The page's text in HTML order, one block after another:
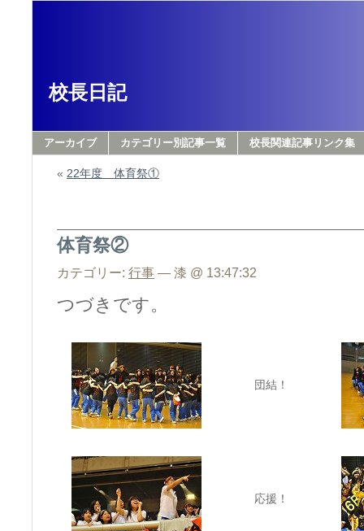
校長日記
アーカイブ カテゴリー別記事一覧 校長関連記事リンク集
« 22年度 体育祭①
体育祭②
カテゴリー: 行事 — 漆 @ 13:47:32
つづきです。
団結！
応援！